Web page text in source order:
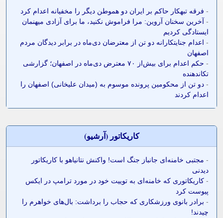
- فرقه تبهکار حاکم بر ایران دو هموطن دیگر را مخفیانه اعدام کرد
- آخرین سخنان آروین: مرا فراموش نکنید، ما برای آزادی میهنمان
ایستادگی کردیم
- اعدام جنایتکارانه دو تن از معترضان دی‌ماه در برابر دیدگان مردم
اصفهان
-
حکم اعدام برای بیش‌از ۷۰ معترض دی‌ماه در اصفهان؛ گزارشی
تکاندهنده
- دو تن از محکومین پرونده موسوم به (میدان علیخانی) اصفهان را
اعدام کردند
کاريکاتور (آرشيو)
- مجتبی خامنه‌ای جانباز جنگ است! واکنش نتانیاهو با کاریکاتور
دیدنی
- کاریکاتوری که خامنه‌ای به توییت خود در مورد ترامپ در ایکس
پیوست کرد
- برادر بانوی ورزشکاری که حجاب را برداشت: بال‌های خواهرم را
چیدند!